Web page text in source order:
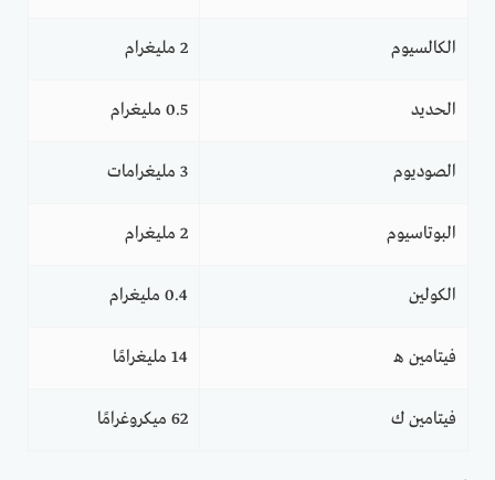
الكالسيوم 2 مليغرام
الحديد 0.5 مليغرام
الصوديوم 3 مليغرامات
البوتاسيوم 2 مليغرام
الكولين 0.4 مليغرام
فيتامين هـ 14 مليغرامًا
فيتامين ك 62 ميكروغرامًا